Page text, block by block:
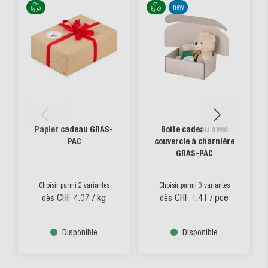
Papier cadeau GRAS-
PAC
Choisir parmi 2 variantes
dès CHF 4.07 / kg
Disponible
new
Boîte cadeau avec
couvercle à charnière
GRAS-PAC
Choisir parmi 3 variantes
dès CHF 1.41 / pce
Disponible